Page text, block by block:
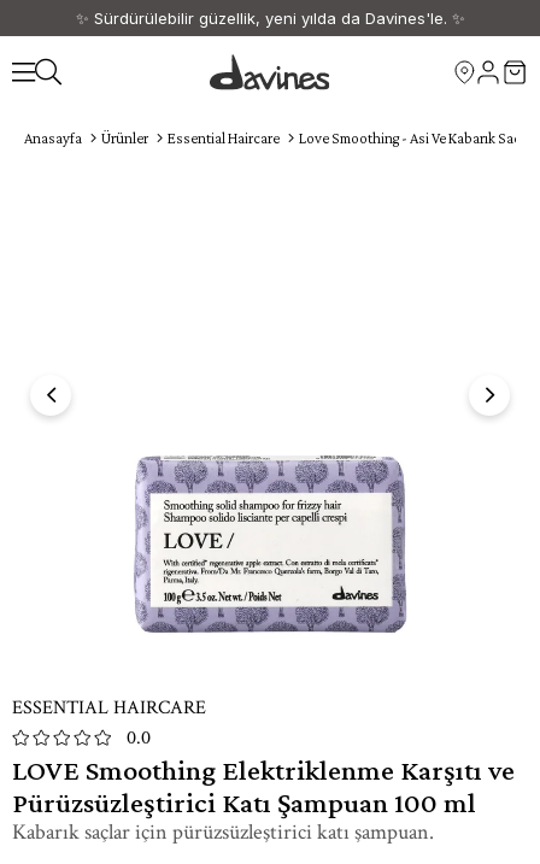
✨ Sürdürülebilir güzellik, yeni yılda da Davines'le. ✨
Anasayfa Ürünler Essential Haircare Love Smoothing - Asi Ve Kabarık
ESSENTIAL HAIRCARE
0.0
LOVE Smoothing Elektriklenme Karşıtı ve
Pürüzsüzleştirici Katı Şampuan 100 ml
Kabarık saçlar için pürüzsüzleştirici katı şampuan.